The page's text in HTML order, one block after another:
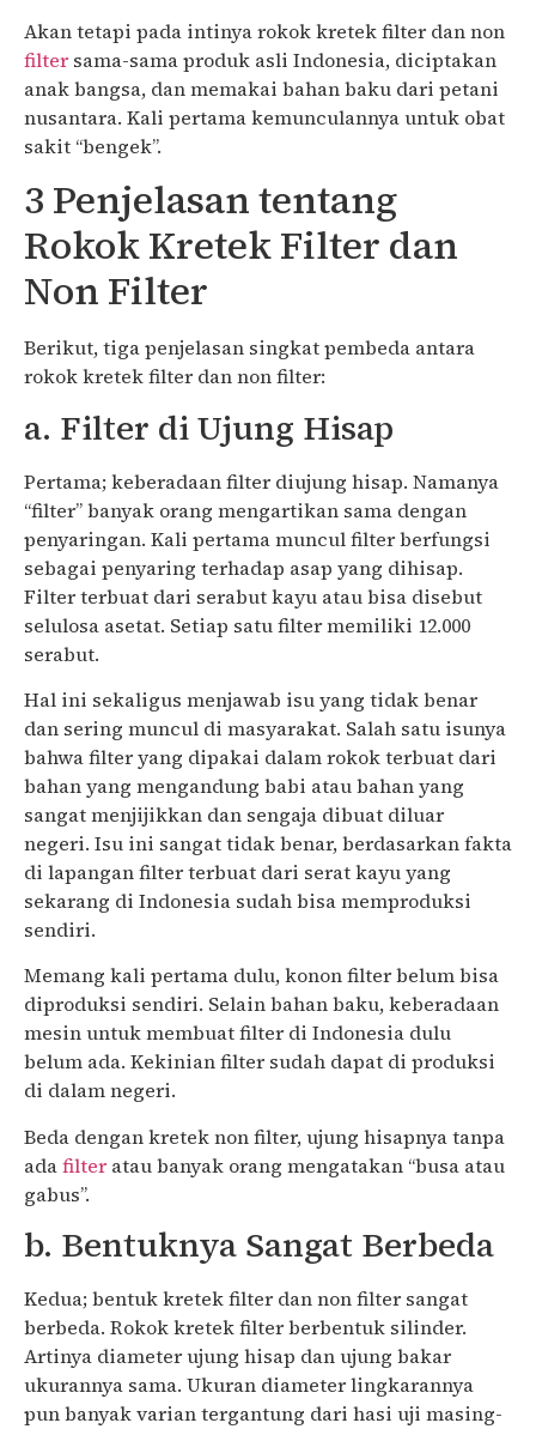
Akan tetapi pada intinya rokok kretek filter dan non
filter sama-sama produk asli Indonesia, diciptakan
anak bangsa, dan memakai bahan baku dari petani
nusantara. Kali pertama kemunculannya untuk obat
sakit “bengek”.
3 Penjelasan tentang
Rokok Kretek Filter dan
Non Filter
Berikut, tiga penjelasan singkat pembeda antara
rokok kretek filter dan non filter:
a. Filter di Ujung Hisap
Pertama; keberadaan filter diujung hisap. Namanya
“filter” banyak orang mengartikan sama dengan
penyaringan. Kali pertama muncul filter berfungsi
sebagai penyaring terhadap asap yang dihisap.
Filter terbuat dari serabut kayu atau bisa disebut
selulosa asetat. Setiap satu filter memiliki 12.000
serabut.
Hal ini sekaligus menjawab isu yang tidak benar
dan sering muncul di masyarakat. Salah satu isunya
bahwa filter yang dipakai dalam rokok terbuat dari
bahan yang mengandung babi atau bahan yang
sangat menjijikkan dan sengaja dibuat diluar
negeri. Isu ini sangat tidak benar, berdasarkan fakta
di lapangan filter terbuat dari serat kayu yang
sekarang di Indonesia sudah bisa memproduksi
sendiri.
Memang kali pertama dulu, konon filter belum bisa
diproduksi sendiri. Selain bahan baku, keberadaan
mesin untuk membuat filter di Indonesia dulu
belum ada. Kekinian filter sudah dapat di produksi
di dalam negeri.
Beda dengan kretek non filter, ujung hisapnya tanpa
adafilter atau banyak orang mengatakan “busa atau
gabus”.
b. Bentuknya Sangat Berbeda
Kedua; bentuk kretek filter dan non filter sangat
berbeda. Rokok kretek filter berbentuk silinder.
Artinya diameter ujung hisap dan ujung bakar
ukurannya sama. Ukuran diameter lingkarannya
pun banyak varian tergantung dari hasi uji masing-